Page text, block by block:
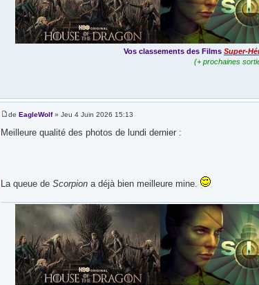
Vos classements des Films Super-
(+ prochaines
de EagleWolf» Jeu 4 Juin 2026 15:13
Meilleure qualité des photos de lundi dernier :
La queue de Scorpiona déjà bien meilleure mine.